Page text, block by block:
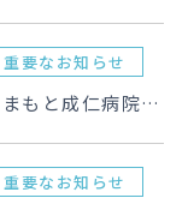
もと成仁病院の
重要なお知らせ
重要なお知らせ